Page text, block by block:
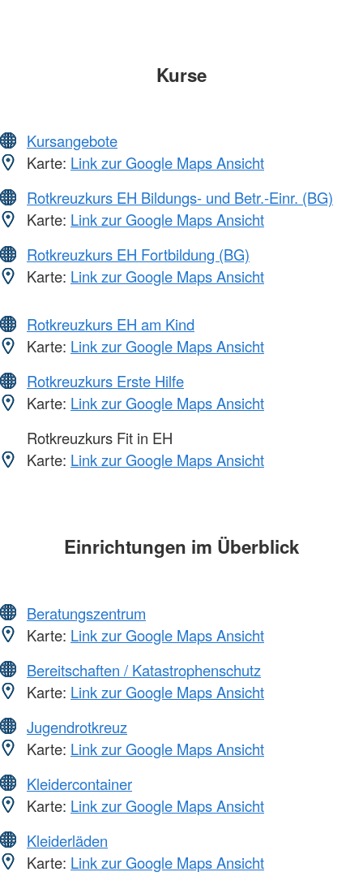
Kurse
Kursangebote
Karte: Link zur Google Maps Ansicht
Rotkreuzkurs EH Bildungs- und Betr.-Einr. (BG)
Karte: Link zur Google Maps Ansicht
Rotkreuzkurs EH Fortbildung (BG)
Karte: Link zur Google Maps Ansicht
Rotkreuzkurs EH am Kind
Karte: Link zur Google Maps Ansicht
Rotkreuzkurs Erste Hilfe
Karte: Link zur Google Maps Ansicht
Rotkreuzkurs Fit in EH
Karte: Link zur Google Maps Ansicht
Einrichtungen im Überblick
Beratungszentrum
Karte: Link zur Google Maps Ansicht
Bereitschaften / Katastrophenschutz
Karte: Link zur Google Maps Ansicht
Jugendrotkreuz
Karte: Link zur Google Maps Ansicht
Kleidercontainer
Karte: Link zur Google Maps Ansicht
Kleiderläden
Karte: Link zur Google Maps Ansicht